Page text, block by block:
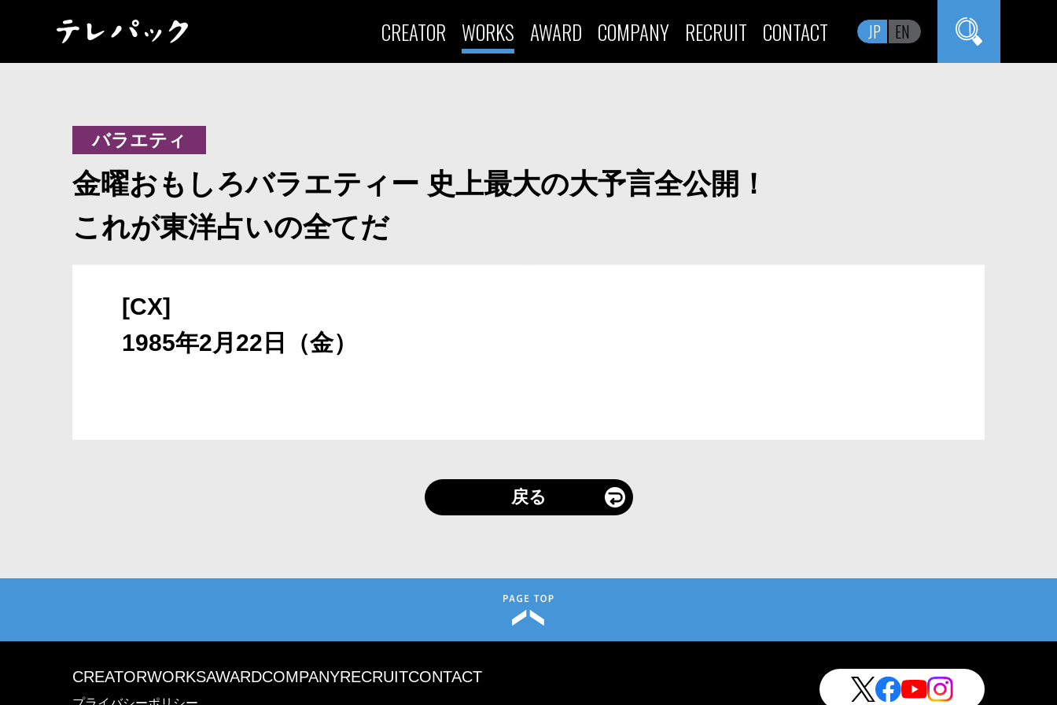
CREATOR WORKS AWARD COMPANY RECRUIT CONTACT JP EN
バラエティ
金曜おもしろバラエティー 史上最大の大予言全公開！
これが東洋占いの全てだ
[CX]
1985年2月22日（金）
戻る
CREATORWORKSAWARDCOMPANYRECRUITCONTACT